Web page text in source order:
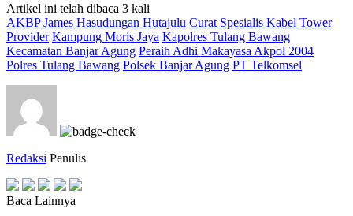
Artikel ini telah dibaca 3 kali
AKBP James Hasudungan Hutajulu Curat Spesialis Kabel Tower
Provider Kampung Moris Jaya Kapolres Tulang Bawang
Kecamatan Banjar Agung Peraih Adhi Makayasa Akpol 2004
Polres Tulang Bawang Polsek Banjar Agung PT Telkomsel
Redaksi Penulis
Baca Lainnya